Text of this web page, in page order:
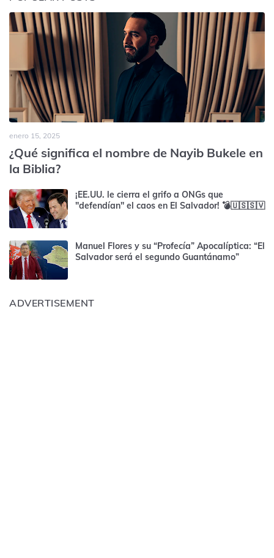
enero 15, 2025
¿Qué significa el nombre de Nayib Bukele en
la Biblia?
¡EE.UU. le cierra el grifo a ONGs que
"defendían" el caos en El Salvador! 💣🇺🇸🇸🇻
Manuel Flores y su “Profecía” Apocalíptica: “El
Salvador será el segundo Guantánamo”
ADVERTISEMENT